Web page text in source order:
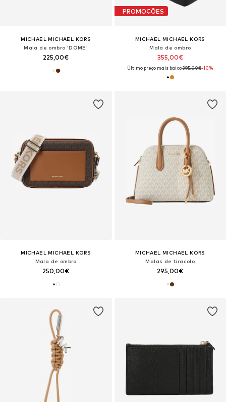
MICHAEL MICHAEL KORS
Mala de ombro 'DOME'
225,00€
PROMOÇÕES
MICHAEL MICHAEL KORS
Mala de ombro
355,00€
Último preço mais baixo:395,00€-10%
MICHAEL MICHAEL KORS
Mala de ombro
250,00€
MICHAEL MICHAEL KORS
Malas de tiracolo
295,00€